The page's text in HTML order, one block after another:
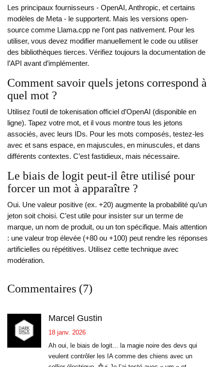
Les principaux fournisseurs - OpenAI, Anthropic, et certains
modèles de Meta - le supportent. Mais les versions open-
source comme Llama.cpp ne l’ont pas nativement. Pour les
utiliser, vous devez modifier manuellement le code ou utiliser
des bibliothèques tierces. Vérifiez toujours la documentation de
l’API avant d’implémenter.
Comment savoir quels jetons correspond à
quel mot ?
Utilisez l’outil de tokenisation officiel d’OpenAI (disponible en
ligne). Tapez votre mot, et il vous montre tous les jetons
associés, avec leurs IDs. Pour les mots composés, testez-les
avec et sans espace, en majuscules, en minuscules, et dans
différents contextes. C’est fastidieux, mais nécessaire.
Le biais de logit peut-il être utilisé pour
forcer un mot à apparaître ?
Oui. Une valeur positive (ex. +20) augmente la probabilité qu’un
jeton soit choisi. C’est utile pour insister sur un terme de
marque, un nom de produit, ou un ton spécifique. Mais attention
: une valeur trop élevée (+80 ou +100) peut rendre les réponses
artificielles ou répétitives. Utilisez cette technique avec
modération.
Commentaires (7)
Marcel Gustin
18 janv. 2026
Ah oui, le biais de logit... la magie noire des devs qui
veulent contrôler les IA comme des chiens avec un